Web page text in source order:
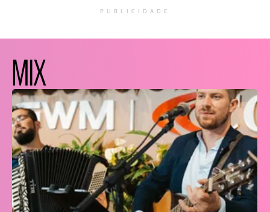
PUBLICIDADE
MIX